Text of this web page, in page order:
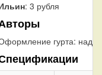
: 3 рубля
гурта: